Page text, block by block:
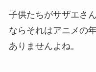
子供たちがサザエさ
ならそれはアニメの
ありませんよね。